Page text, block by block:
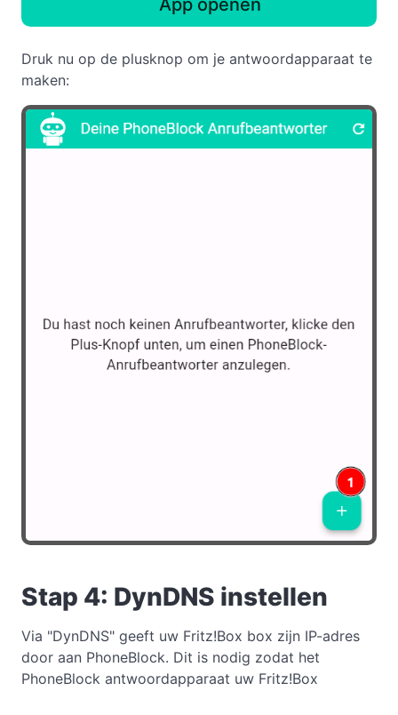
App openen
Druk nu op de plusknop om je antwoordapparaat te
maken:
Stap 4: DynDNS instellen
Via "DynDNS" geeft uw Fritz!Box box zijn IP-adres
door aan PhoneBlock. Dit is nodig zodat het
PhoneBlock antwoordapparaat uw Fritz!Box